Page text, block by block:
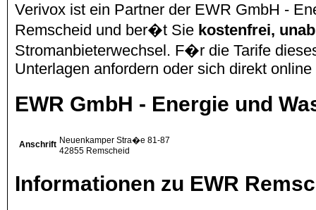
Verivox ist ein Partner der EWR GmbH -
Remscheid und ber�t Sie kostenfrei,
Stromanbieterwechsel. F�r die Tarife
Unterlagen anfordern oder sich direkt
EWR GmbH - Energie und
Anschrift Neuenkamper Stra�e 81-87
42855 Remscheid
Informationen zu EWR